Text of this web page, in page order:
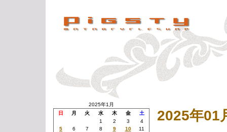
2025年1月
日
月 火 水 木 金
土
1
2 3
4
5
6 7 8 9 10
11
2025年01